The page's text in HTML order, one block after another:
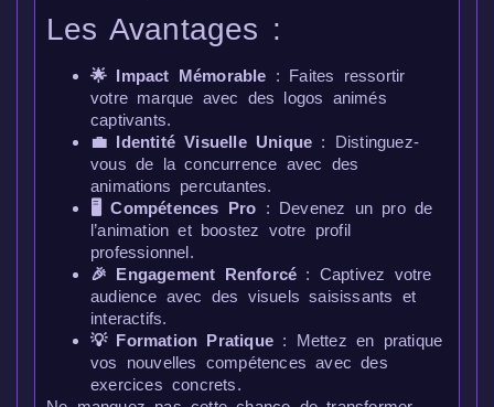
Les Avantages :
🌟 Impact Mémorable : Faites ressortir
votre marque avec des logos animés
captivants.
💼 Identité Visuelle Unique : Distinguez-
vous de la concurrence avec des
animations percutantes.
🖥️ Compétences Pro : Devenez un pro de
l’animation et boostez votre profil
professionnel.
🎉 Engagement Renforcé : Captivez votre
audience avec des visuels saisissants et
interactifs.
💡 Formation Pratique : Mettez en pratique
vos nouvelles compétences avec des
exercices concrets.